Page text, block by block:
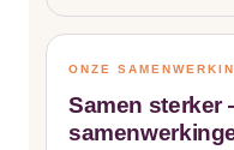
ONZE
Samen sterker